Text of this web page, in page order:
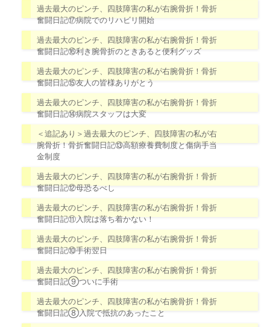
過去最大のピンチ、四肢障害の私が右腕骨折！骨折
奮闘日記⑰病院でのリハビリ開始
過去最大のピンチ、四肢障害の私が右腕骨折！骨折
奮闘日記⑯利き腕骨折のときあると便利グッズ
過去最大のピンチ、四肢障害の私が右腕骨折！骨折
奮闘日記⑮友人の皆様ありがとう
過去最大のピンチ、四肢障害の私が右腕骨折！骨折
奮闘日記⑭病院スタッフは大変
＜追記あり＞過去最大のピンチ、四肢障害の私が右
腕骨折！骨折奮闘日記⑬高額療養費制度と傷病手当
金制度
過去最大のピンチ、四肢障害の私が右腕骨折！骨折
奮闘日記⑫母恐るべし
過去最大のピンチ、四肢障害の私が右腕骨折！骨折
奮闘日記⑪入院は落ち着かない！
過去最大のピンチ、四肢障害の私が右腕骨折！骨折
奮闘日記⑩手術翌日
過去最大のピンチ、四肢障害の私が右腕骨折！骨折
奮闘日記⑨ついに手術
過去最大のピンチ、四肢障害の私が右腕骨折！骨折
奮闘日記⑧入院で抵抗のあったこと